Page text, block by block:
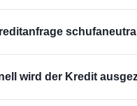
wird der Kredit